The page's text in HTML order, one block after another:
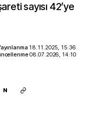
sayısı 42’ye
18.11.2025, 15:36
08.07.2026, 14:10
N